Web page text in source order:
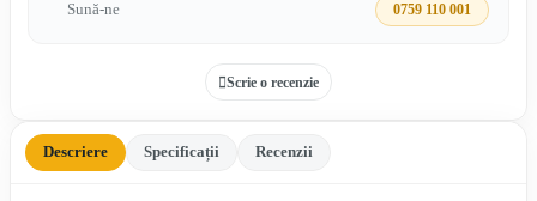
Sună-ne 0759 110 001
Scrie o recenzie
Descriere Specificații Recenzii